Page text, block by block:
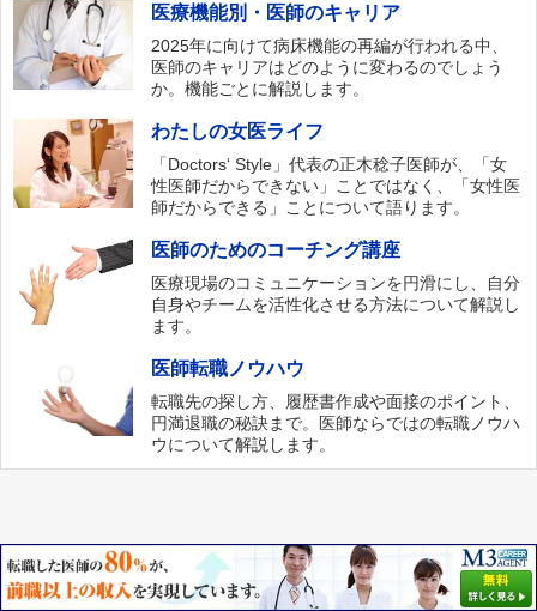
医療機能別・医師のキャリア
2025年に向けて病床機能の再編が行われる中、
医師のキャリアはどのように変わるのでしょう
か。機能ごとに解説します。
わたしの女医ライフ
「Doctors‘ Style」代表の正木稔子医師が、「女
性医師だからできない」ことではなく、「女性医
師だからできる」ことについて語ります。
医師のためのコーチング講座
医療現場のコミュニケーションを円滑にし、自分
自身やチームを活性化させる方法について解説し
ます。
医師転職ノウハウ
転職先の探し方、履歴書作成や面接のポイント、
円満退職の秘訣まで。医師ならではの転職ノウハ
ウについて解説します。